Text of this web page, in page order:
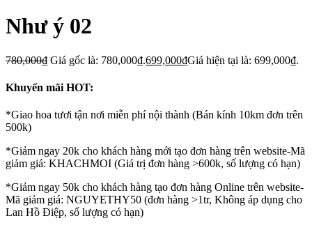
Như ý 02
780,000₫ Giá gốc là: 780,000₫.699,000₫Giá hiện tại là: 699,000₫.
Khuyến mãi HOT:
*Giao hoa tươi tận nơi miễn phí nội thành (Bán kính 10km đơn trên
500k)
*Giảm ngay 20k cho khách hàng mới tạo đơn hàng trên website-Mã
giảm giá: KHACHMOI (Giá trị đơn hàng >600k, số lượng có hạn)
*Giảm ngay 50k cho khách hàng tạo đơn hàng Online trên website-
Mã giảm giá: NGUYETHY50 (đơn hàng >1tr, Không áp dụng cho
Lan Hồ Điệp, số lượng có hạn)